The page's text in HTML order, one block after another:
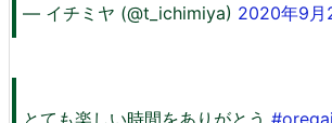
— イチミヤ (@t_ichimiya) 2020年9月
とても楽しい時間をありがとう